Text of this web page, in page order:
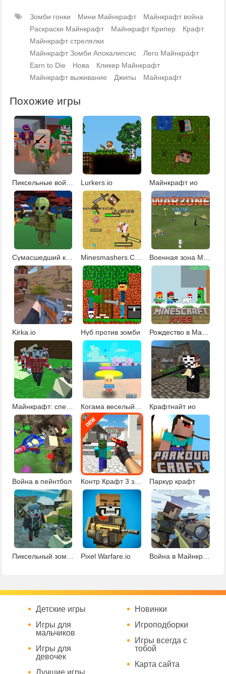
Зомби гонки Мини Майнкрафт
Майнкрафт война
Раскраски Майнкрафт
Майнкрафт Крипер
Крафт
Майнкрафт стрелялки
Майнкрафт Зомби Апокалипсис
Лего Майнкрафт
Earn to Die
Нова
Кликер Майнкрафт
Майнкрафт выживание
Джипы Майнкрафт
Похожие игры
Lurkers.io Майнкрафт ио
Сумасшедший крафт Minesmashers.Club
Kirka.io Нуб против зомби
Майнкрафт: спецназ против зомби Когама веселый паркур Обби Крафтнайт ио
Война в пейнтбол Контр Крафт 3 зомби Паркур крафт
Пиксельный зомби апокалипсис 3 Pixel Warfare.io Война в Майнкрафте
Детские игры
Игры для
мальчиков
Игры для
девочек
Новинки
Игроподборки
Игры всегда с
тобой
Карта сайта